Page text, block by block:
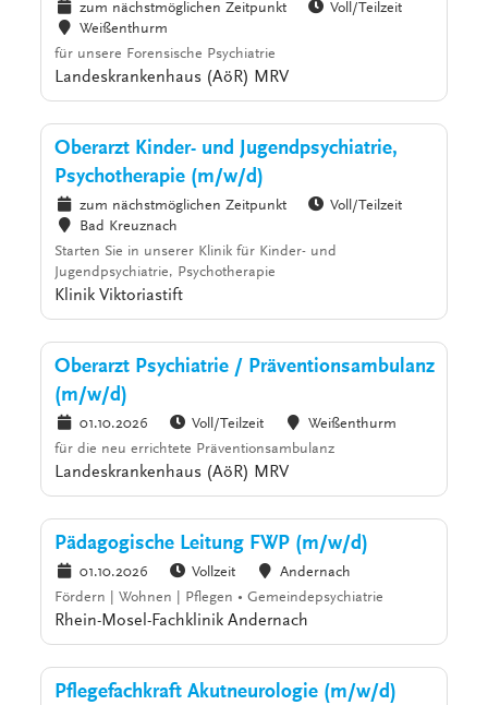
zum nächstmöglichen Zeitpunkt
Voll/Teilzeit
Weißenthurm
für unsere Forensische Psychiatrie
Landeskrankenhaus (AöR) MRV
Oberarzt Kinder- und Jugendpsychiatrie,
Psychotherapie (m/w/d)
zum nächstmöglichen Zeitpunkt
Voll/Teilzeit
Bad Kreuznach
Starten Sie in unserer Klinik für Kinder- und
Jugendpsychiatrie, Psychotherapie
Klinik Viktoriastift
Oberarzt Psychiatrie / Präventionsambulanz
(m/w/d)
01.10.2026 Voll/Teilzeit
Weißenthurm
für die neu errichtete Präventionsambulanz
Landeskrankenhaus (AöR) MRV
Pädagogische Leitung FWP (m/w/d)
01.10.2026 Vollzeit
Andernach
Fördern | Wohnen | Pflegen • Gemeindepsychiatrie
Rhein-Mosel-Fachklinik Andernach
Pflegefachkraft Akutneurologie (m/w/d)